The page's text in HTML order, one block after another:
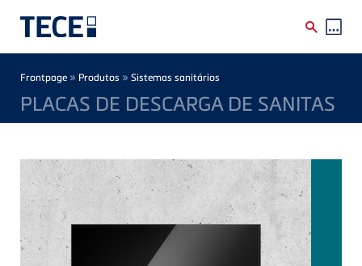
Breadcrumb
Frontpage » Produtos » Sistemas sanitários
PLACAS DE DESCARGA DE SANITAS